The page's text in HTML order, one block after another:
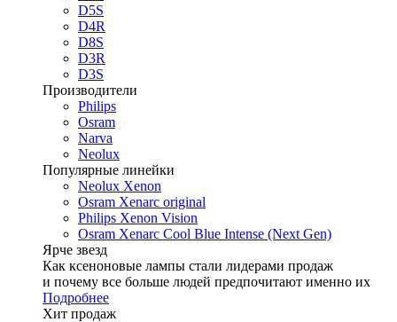
D5S
D4R
D8S
D3R
D3S
Производители
Philips
Osram
Narva
Neolux
Популярные линейки
Neolux Xenon
Osram Xenarc original
Philips Xenon Vision
Osram Xenarc Cool Blue Intense (Next Gen)
Ярче звезд
Как ксеноновые лампы стали лидерами продаж
и почему все больше людей предпочитают именно их
Подробнее
Хит продаж